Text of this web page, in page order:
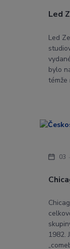
Led
Led
bylo
témže
03
1982.